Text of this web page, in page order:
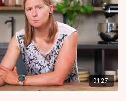
01:27